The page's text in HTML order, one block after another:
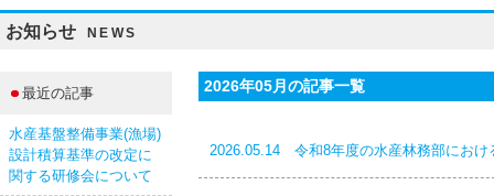
お知らせ NEWS
2026年05月の記事一覧
2026.05.14 令和8年度の水産林務部におけ
最近の記事
水産基盤整備事業(漁場)
設計積算基準の改定に
関する研修会について